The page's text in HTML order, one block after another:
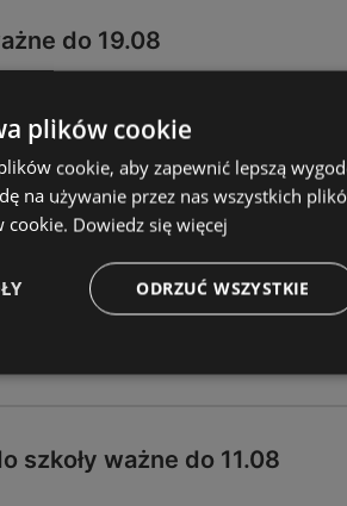
do 19.08
szkoły ważne do 11.08
plików cookie
cookie, aby zapewnić lepszą
na używanie przez nas wszystkich
cookie. Dowiedz się więcej
ODRZUĆ WSZYSTKIE